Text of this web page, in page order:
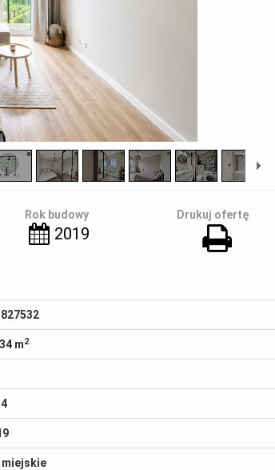
Rok budowy
2019
Drukuj ofertę
m2
miejskie